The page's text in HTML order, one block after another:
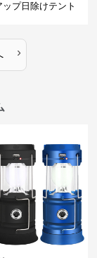
プ日除けテント
›